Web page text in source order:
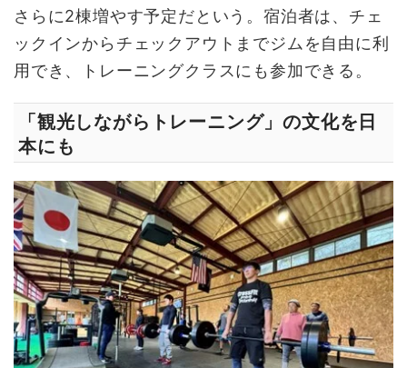
さらに2棟増やす予定だという。宿泊者は、チェ
ックインからチェックアウトまでジムを自由に利
用でき、トレーニングクラスにも参加できる。
「観光しながらトレーニング」の文化を日
本にも